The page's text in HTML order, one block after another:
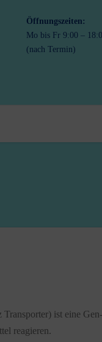
Öffnungszeiten:
Mo bis Fr 9:00 –
(nach Termin)
ist eine
reagieren.